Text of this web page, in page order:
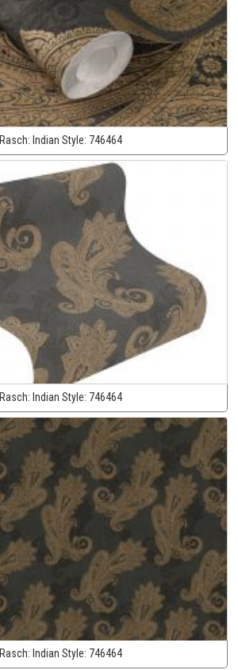
Rasch: Indian Style: 746464
Rasch: Indian Style: 746464
Rasch: Indian Style: 746464